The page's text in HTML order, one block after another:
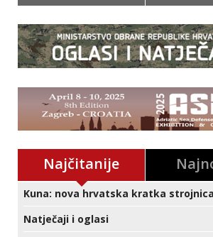
Najčitanije
Kuna: nova hrvatska kratka strojnica
Natječaji i oglasi